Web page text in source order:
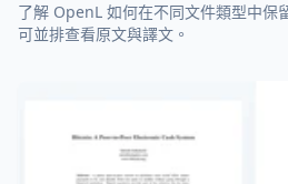
了解 OpenL 如何在不同文件類型中保
可並排查看原文與譯文。